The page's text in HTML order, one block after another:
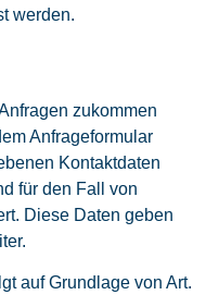
werden.
zukommen
Anfrageformular
Kontaktdaten
für den Fall von
Diese Daten geben
auf Grundlage von Art.